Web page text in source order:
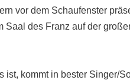
vor dem Schaufenster
Saal des Franz auf der
kommt in bester Singer/